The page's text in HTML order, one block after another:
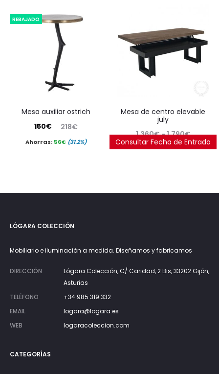
REBAJADO
mesa auxiliar ostrich
218€
El
precio
150€
El
precioAhorras: 56€ (31.2%)
mesa de centro elevable
july
1.360€-1.790€Rango
de
1.360€
Consultar Fecha de Entrada
LÓGARA COLECCIÓN
Mobiliario e iluminación a medida. Diseñamos y fabricamos
DIRECCIÓN
Lógara Colección, C/ Caridad, 2 Bis, 33202 Gijón,
Asturias
TELÉFONO
+34 985 319 332
EMAIL
logara@logara.es
WEB
logaracoleccion.com
CATEGORÍAS